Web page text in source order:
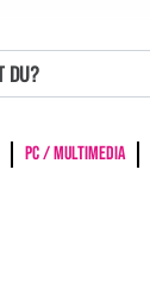
PC / MULTIMEDIA